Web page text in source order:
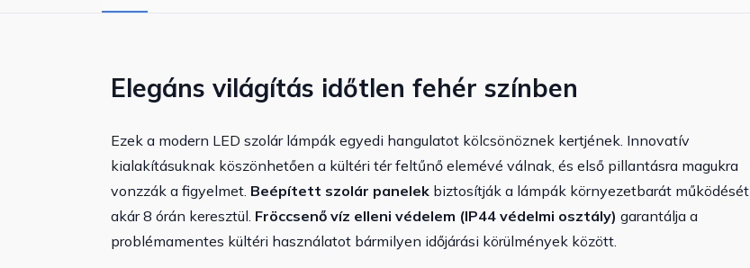
Elegáns világítás időtlen fehér színben
Ezek a modern LED szolár lámpák egyedi hangulatot kölcsönöznek kertjének. Innovatív
kialakításuknak köszönhetően a kültéri tér feltűnő elemévé válnak, és első pillantásra magukra
vonzzák a figyelmet. Beépített szolár panelek biztosítják a lámpák környezetbarát működését
akár 8 órán keresztül. Fröccsenő víz elleni védelem (IP44 védelmi osztály) garantálja a
problémamentes kültéri használatot bármilyen időjárási körülmények között.